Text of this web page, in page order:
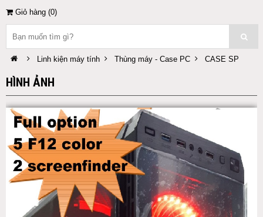
Giỏ hàng (0)
Linh kiện máy tính Thùng máy - Case PC CASE SP
HÌNH ẢNH